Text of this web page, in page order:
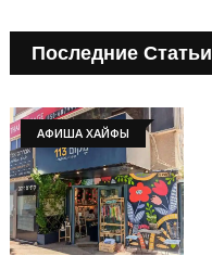
Последние Статьи
АФИША ХАЙФЫ